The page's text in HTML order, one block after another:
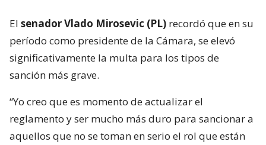
El senador Vlado Mirosevic (PL) recordó que en su
período como presidente de la Cámara, se elevó
significativamente la multa para los tipos de
sanción más grave.
“Yo creo que es momento de actualizar el
reglamento y ser mucho más duro para sancionar a
aquellos que no se toman en serio el rol que están